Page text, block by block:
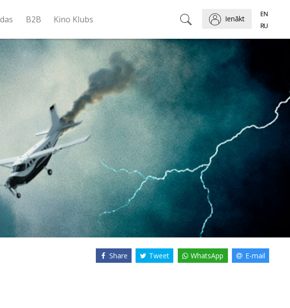
B2B Kino Klubs Ienākt
Share Tweet WhatsApp E-mail